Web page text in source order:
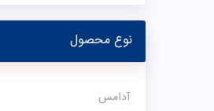
نوع محصول
آدامس